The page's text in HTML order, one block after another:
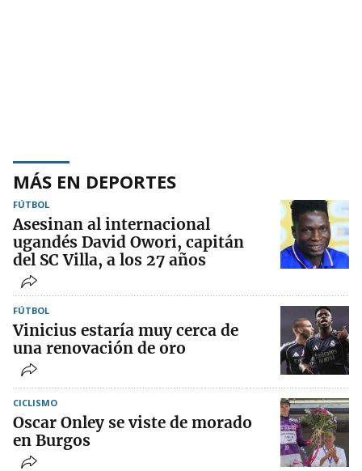
MÁS EN DEPORTES
FÚTBOL
Asesinan al internacional
ugandés David Owori, capitán
del SC Villa, a los 27 años
FÚTBOL
Vinicius estaría muy cerca de
una renovación de oro
CICLISMO
Oscar Onley se viste de morado
en Burgos